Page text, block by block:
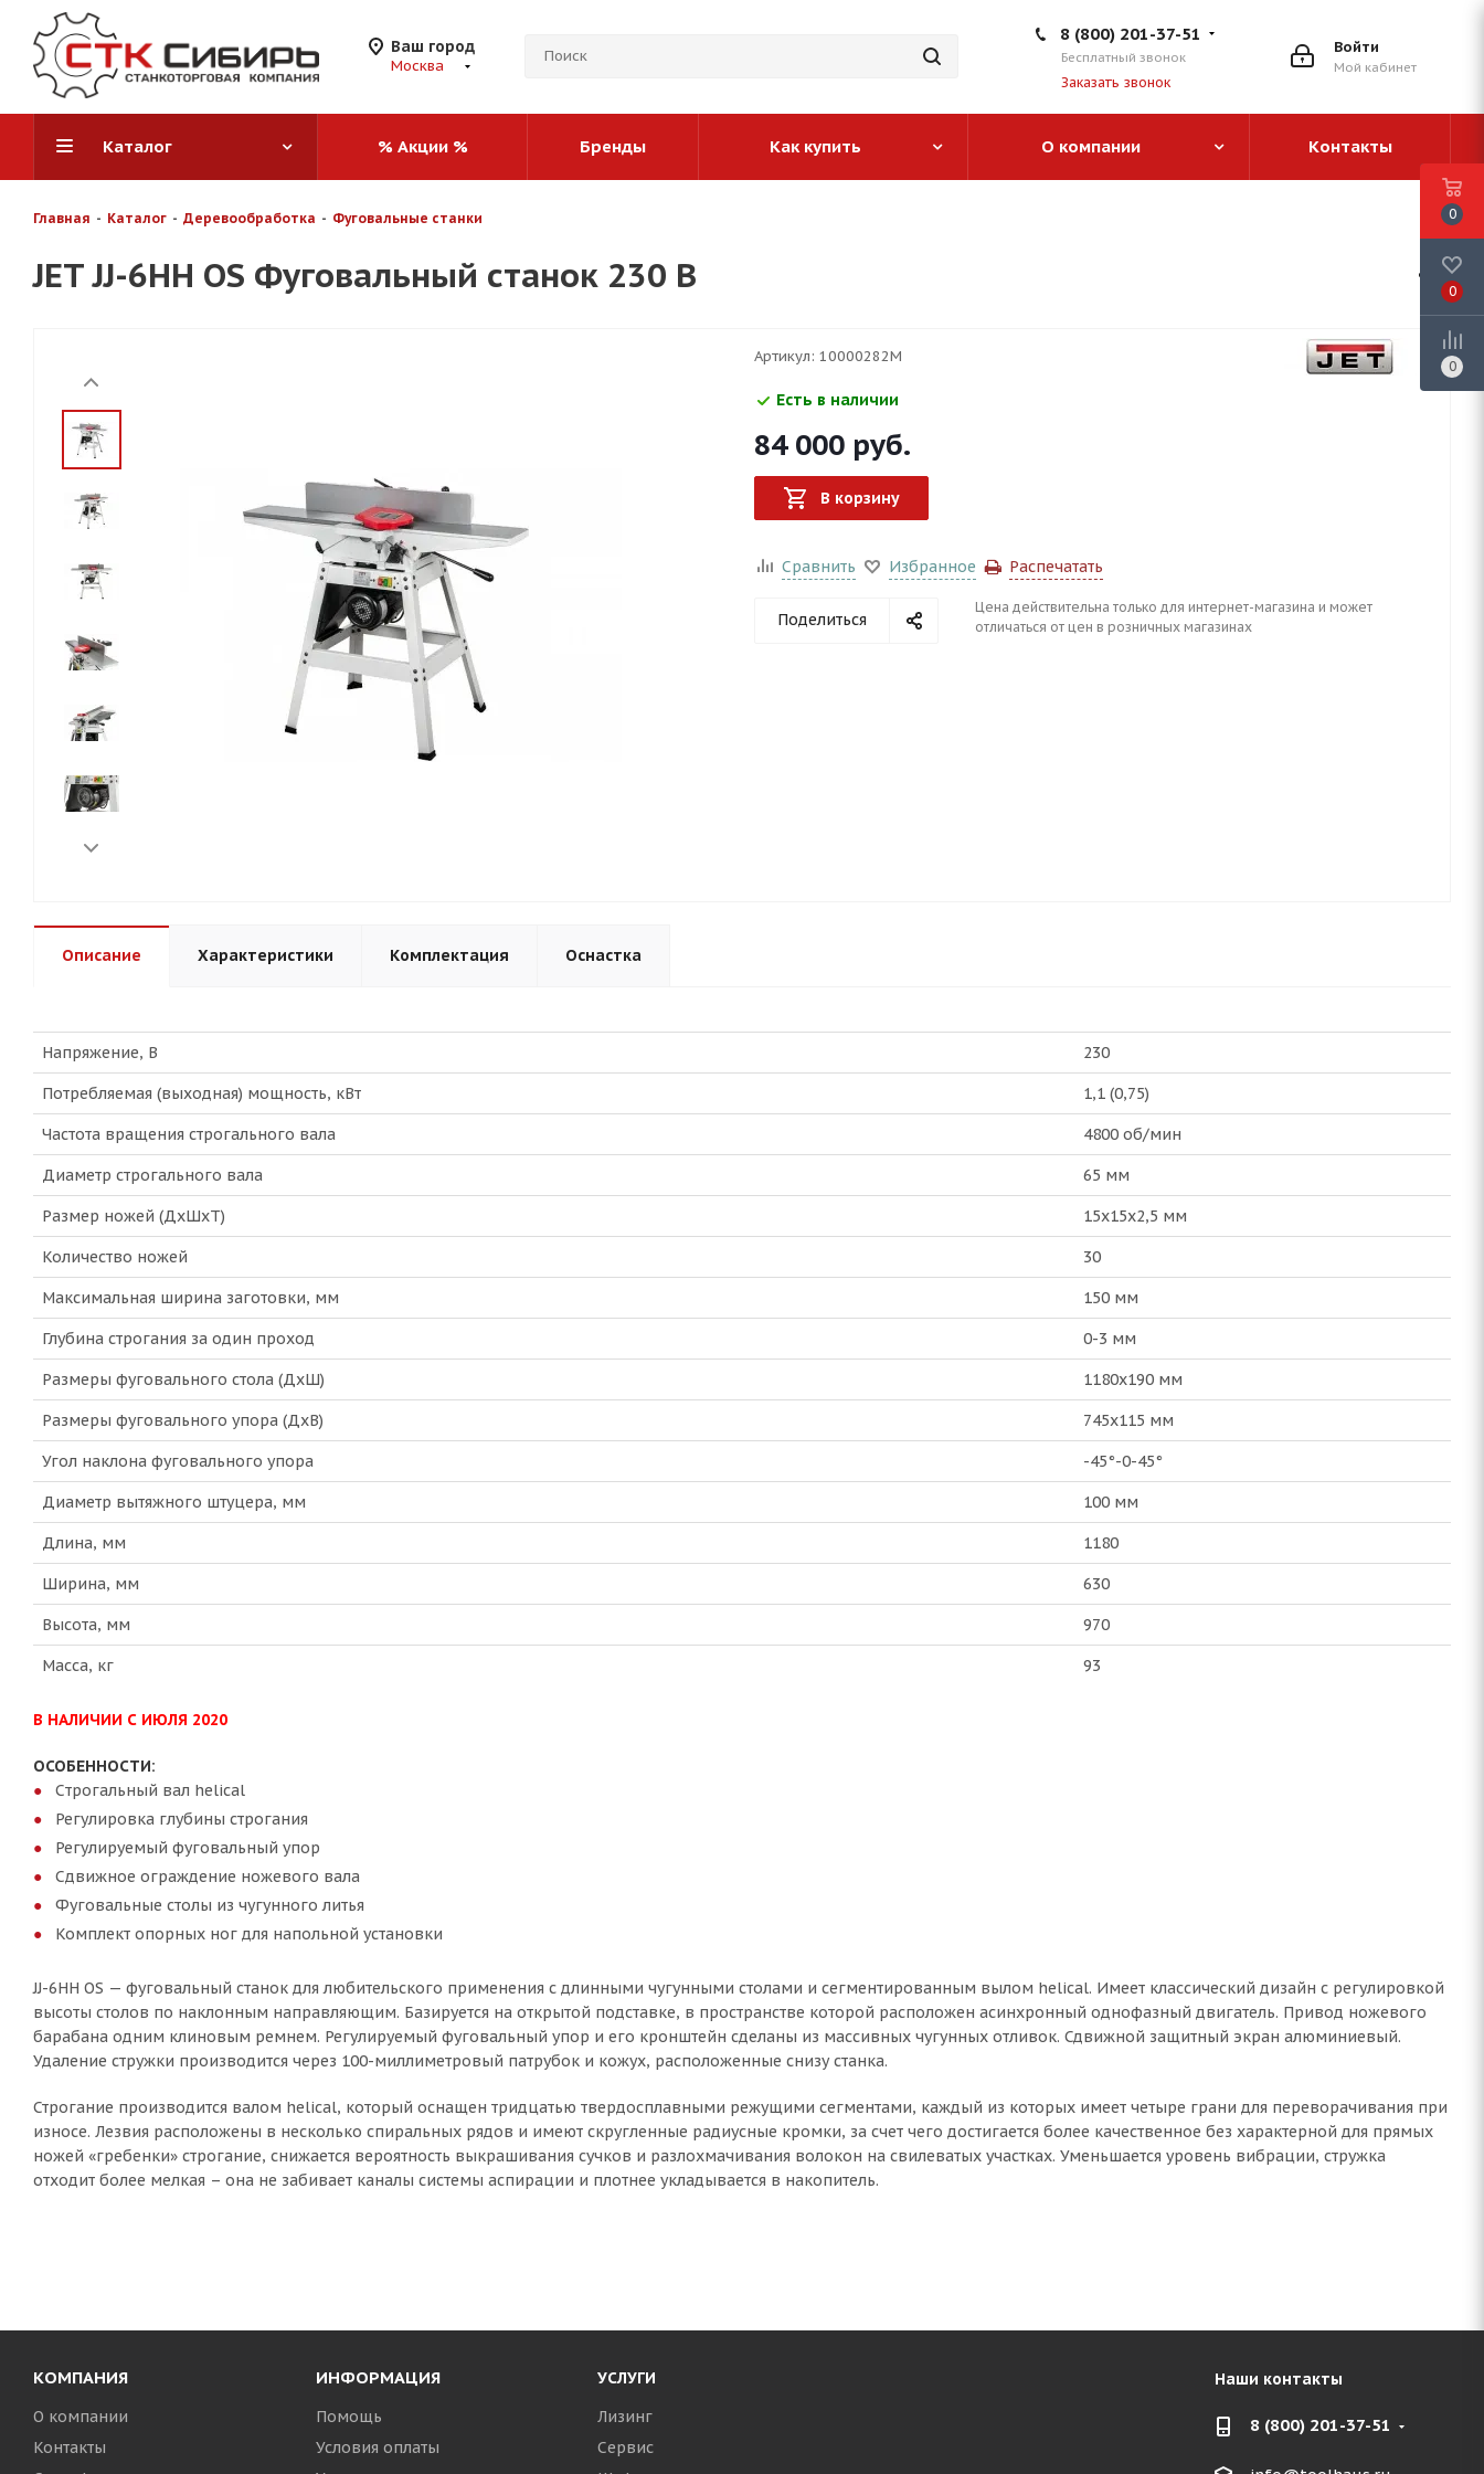
Ваш город
Москва
Войти
Мой кабинет
8 (800) 201-37-51
Бесплатный звонок
Заказать звонок
Каталог % Акции % Бренды Как купить О компании Контакты
Главная - Каталог - Деревообработка - Фуговальные станки
JET JJ-6HH OS Фуговальный станок 230 В
Артикул: 10000282M
Есть в наличии
84 000 руб.
В корзину
Сравнить Избранное Распечатать
Поделиться
Цена действительна только для интернет-магазина и может
отличаться от цен в розничных магазинах
Описание Характеристики Комплектация Оснастка
Напряжение, В 230
Потребляемая (выходная) мощность, кВт 1,1 (0,75)
Частота вращения строгального вала 4800 об/мин
Диаметр строгального вала 65 мм
Размер ножей (ДхШхТ) 15х15х2,5 мм
Количество ножей 30
Максимальная ширина заготовки, мм 150 мм
Глубина строгания за один проход 0-3 мм
Размеры фуговального стола (ДхШ) 1180x190 мм
Размеры фуговального упора (ДхВ) 745x115 мм
Угол наклона фуговального упора -45°-0-45°
Диаметр вытяжного штуцера, мм 100 мм
Длина, мм 1180
Ширина, мм 630
Высота, мм 970
Масса, кг 93
В НАЛИЧИИ С ИЮЛЯ 2020
ОСОБЕННОСТИ:
Cтрогальный вал helical
Регулировка глубины строгания
Регулируемый фуговальный упор
Cдвижное ограждение ножевого вала
Фуговальные столы из чугунного литья
Комплект опорных ног для напольной установки
JJ-6HH OS — фуговальный станок для любительского применения с длинными чугунными столами и сегментированным вылом helical. Имеет классический дизайн с регулировкой
высоты столов по наклонным направляющим. Базируется на открытой подставке, в пространстве которой расположен асинхронный однофазный двигатель. Привод ножевого
барабана одним клиновым ремнем. Регулируемый фуговальный упор и его кронштейн сделаны из массивных чугунных отливок. Сдвижной защитный экран алюминиевый.
Удаление стружки производится через 100-миллиметровый патрубок и кожух, расположенные снизу станка.
Строгание производится валом helical, который оснащен тридцатью твердосплавными режущими сегментами, каждый из которых имеет четыре грани для переворачивания при
износе. Лезвия расположены в несколько спиральных рядов и имеют скругленные радиусные кромки, за счет чего достигается более качественное без характерной для прямых
ножей «гребенки» строгание, снижается вероятность выкрашивания сучков и разлохмачивания волокон на свилеватых участках. Уменьшается уровень вибрации, стружка
отходит более мелкая – она не забивает каналы системы аспирации и плотнее укладывается в накопитель.
КОМПАНИЯ
О компании
Контакты
ИНФОРМАЦИЯ
Помощь
Условия оплаты
УСЛУГИ
Лизинг
Сервис
Наши контакты
8 (800) 201-37-51
0
0
0